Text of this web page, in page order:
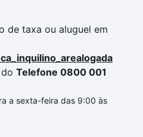
de taxa ou aluguel em
Telefone 0800 001
a sexta-feira das 9:00 às